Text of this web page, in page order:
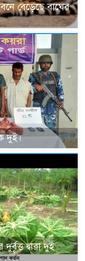
বেড়েছে বাঘের
দুই।
দ্বারা দুই